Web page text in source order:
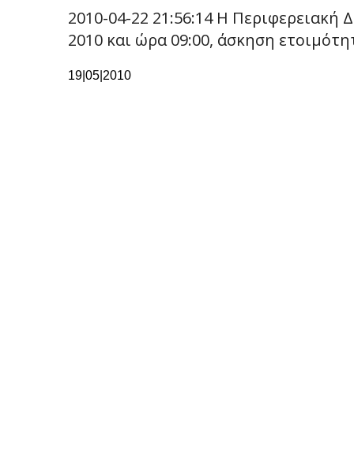
2010-04-22 21:56:14 Η
2010 και ώρα 09:00, άσκηση
19|05|2010